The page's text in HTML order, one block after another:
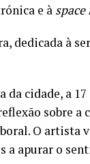
e à space
dedicada à
da cidade, a
sobre a
O artista
a apurar o